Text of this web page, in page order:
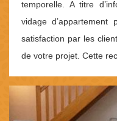
temporelle. A titre
vidage
satisfaction par les
de votre projet. Cette